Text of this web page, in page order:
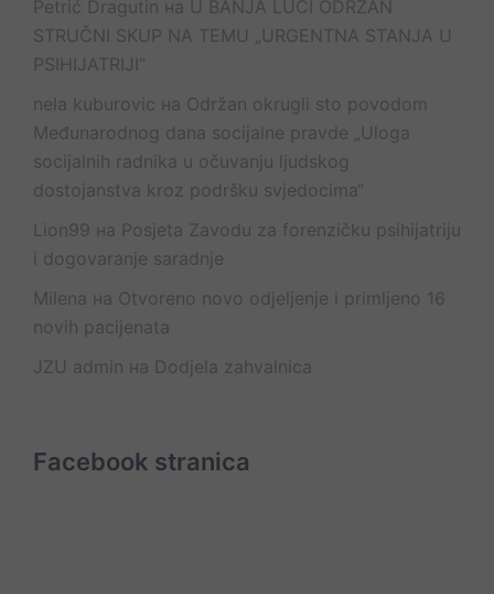
Petrić Dragutin на U BANJA LUCI ODRŽAN
STRUČNI SKUP NA TEMU „URGENTNA STANJA U
PSIHIJATRIJI“
nela kuburovic на Održan okrugli sto povodom
Međunarodnog dana socijalne pravde „Uloga
socijalnih radnika u očuvanju ljudskog
dostojanstva kroz podršku svjedocima“
Lion99 на Posjeta Zavodu za forenzičku psihijatriju
i dogovaranje saradnje
Milena на Otvoreno novo odjeljenje i primljeno 16
novih pacijenata
JZU admin на Dodjela zahvalnica
Facebook stranica